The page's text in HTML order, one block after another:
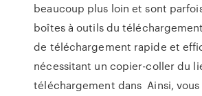
beaucoup plus loin et sont
boîtes à outils du
de téléchargement rapide et
nécessitant un copier-coller du
téléchargement dans Ainsi, vous